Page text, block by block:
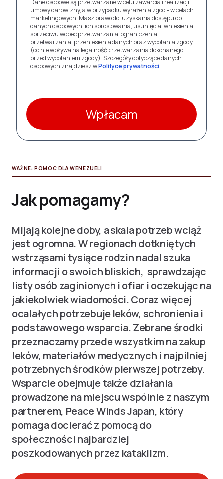
Dane osobowe są przetwarzane w celu zawarcia i realizacji
umowy darowizny, a w przypadku wyrażenia zgód - w celach
marketingowych. Masz prawo do: uzyskania dostępu do
danych osobowych, ich sprostowania, usunięcia, wniesienia
sprzeciwu wobec przetwarzania, ograniczenia
przetwarzania, przeniesienia danych oraz wycofania zgody
(co nie wpływa na legalność przetwarzania dokonanego
przed wycofaniem zgody). Szczegóły dotyczące danych
osobowych znajdziesz wPolityce prywatności.
Wpłacam
WAŻNE: POMOC DLA WENEZUELI
Jak pomagamy?
Mijają kolejne doby, a skala potrzeb wciąż
jest ogromna. W regionach dotkniętych
wstrząsami tysiące rodzin nadal szuka
informacji o swoich bliskich, sprawdzając
listy osób zaginionych i ofiar i oczekując na
jakiekolwiek wiadomości. Coraz więcej
ocalałych potrzebuje leków, schronienia i
podstawowego wsparcia. Zebrane środki
przeznaczamy przede wszystkim na zakup
leków, materiałów medycznych i najpilniej
potrzebnych środków pierwszej potrzeby.
Wsparcie obejmuje także działania
prowadzone na miejscu wspólnie z naszym
partnerem, Peace Winds Japan, który
pomaga docierać z pomocą do
społeczności najbardziej
poszkodowanych przez kataklizm.